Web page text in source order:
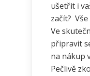
ušetřit i
začít?
Ve
připravit
na nákup
Pečlivě